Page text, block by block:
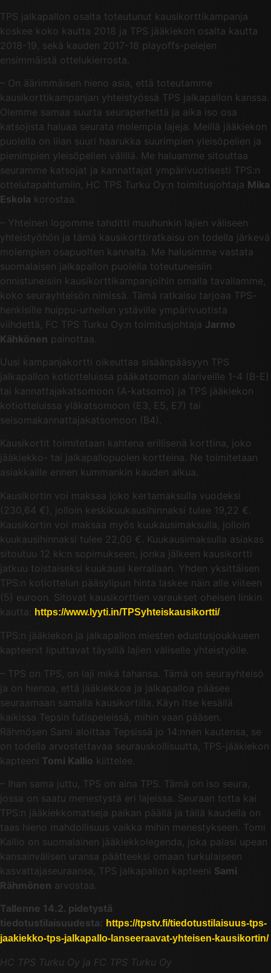
TPS jalkapallon osalta toteutunut kausikorttikampanja
koskee koko kautta 2018 ja TPS jääkiekon osalta kautta
2018-19, sekä kauden 2017-18 playoffs-pelejen
ensimmäistä ottelukierrosta.
– On äärimmäisen hieno asia, että toteutamme
kausikorttikampanjan yhteistyössä TPS jalkapallon kanssa.
Olemme samaa suurta seuraperhettä ja aika iso osa
katsojista haluaa seurata molempia lajeja. Meillä jääkiekon
puolella on liian suuri haarukka suurimpien yleisöpelien ja
pienimpien yleisöpelien välillä. Me haluamme sitouttaa
seuramme katsojat ja kannattajat ympärivuotisesti TPS:n
ottelutapahtumiin, HC TPS Turku Oy:n toimitusjohtaja Mika
Eskola korostaa.
– Yhteinen logomme tahditti muuhunkin lajien väliseen
yhteistyöhön ja tämä kausikorttiratkaisu on todella järkevä
molempien osapuolten kannalta. Me halusimme vastata
suomalaisen jalkapallon puolella toteutuneisiin
onnistuneisiin kausikorttikampanjoihin omalla tavallamme,
koko seurayhteisön nimissä. Tämä ratkaisu tarjoaa TPS-
henkisille huippu-urheilun ystäville ympärivuotista
viihdettä, FC TPS Turku Oy:n toimitusjohtaja Jarmo
Kähkönen painottaa.
Uusi kampanjakortti oikeuttaa sisäänpääsyyn TPS
jalkapallon kotiotteluissa pääkatsomon alariveille 1-4 (B-E)
tai kannattajakatsomoon (A-katsomo) ja TPS jääkiekon
kotiotteluissa yläkatsomoon (E3, E5, E7) tai
seisomakannattajakatsomoon (B4).
Kausikortit toimitetaan kahtena erillisenä korttina, joko
jääkiekko- tai jalkapallopuolen kortteina. Ne toimitetaan
asiakkaille ennen kummankin kauden alkua.
Kausikortin voi maksaa joko kertamaksulla vuodeksi
(230,64 €), jolloin keskikuukausihinnaksi tulee 19,22 €.
Kausikortin voi maksaa myös kuukausimaksulla, jolloin
kuukausihinnaksi tulee 22,00 €. Kuukausimaksulla asiakas
sitoutuu 12 kk:n sopimukseen, jonka jälkeen kausikortti
jatkuu toistaiseksi kuukausi kerrallaan. Yhden yksittäisen
TPS:n kotiottelun pääsylipun hinta laskee näin alle viiteen
(5) euroon. Sitovat kausikorttien varaukset oheisen linkin
kautta: https://www.lyyti.in/TPSyhteiskausikortti/.
TPS:n jääkiekon ja jalkapallon miesten edustusjoukkueen
kapteenit liputtavat täysillä lajien väliselle yhteistyölle.
– TPS on TPS, on laji mikä tahansa. Tämä on seurayhteisö
ja on hienoa, että jääkiekkoa ja jalkapalloa pääsee
seuraamaan samalla kausikortilla. Käyn itse kesällä
kaikissa Tepsin futispeleissä, mihin vaan pääsen.
Rähmösen Sami aloittaa Tepsissä jo 14:nnen kautensa, se
on todella arvostettavaa seurauskollisuutta, TPS-jääkiekon
kapteeni Tomi Kallio kiittelee.
– Ihan sama juttu, TPS on aina TPS. Tämä on iso seura,
jossa on saatu menestystä eri lajeissa. Seuraan totta kai
TPS:n jääkiekkomatseja paikan päällä ja tällä kaudella on
taas hieno mahdollisuus vaikka mihin menestykseen. Tomi
Kallio on suomalainen jääkiekkolegenda, joka palasi upean
kansainvälisen uransa päätteeksi omaan turkulaiseen
kasvattajaseuraansa, TPS jalkapallon kapteeni Sami
Rähmönen arvostaa.
Tallenne 14.2. pidetystä
tiedotustilaisuudesta: https://tpstv.fi/tiedotustilaisuus-tps-
jaakiekko-tps-jalkapallo-lanseeraavat-yhteisen-kausikortin/
HC TPS Turku Oy ja FC TPS Turku Oy